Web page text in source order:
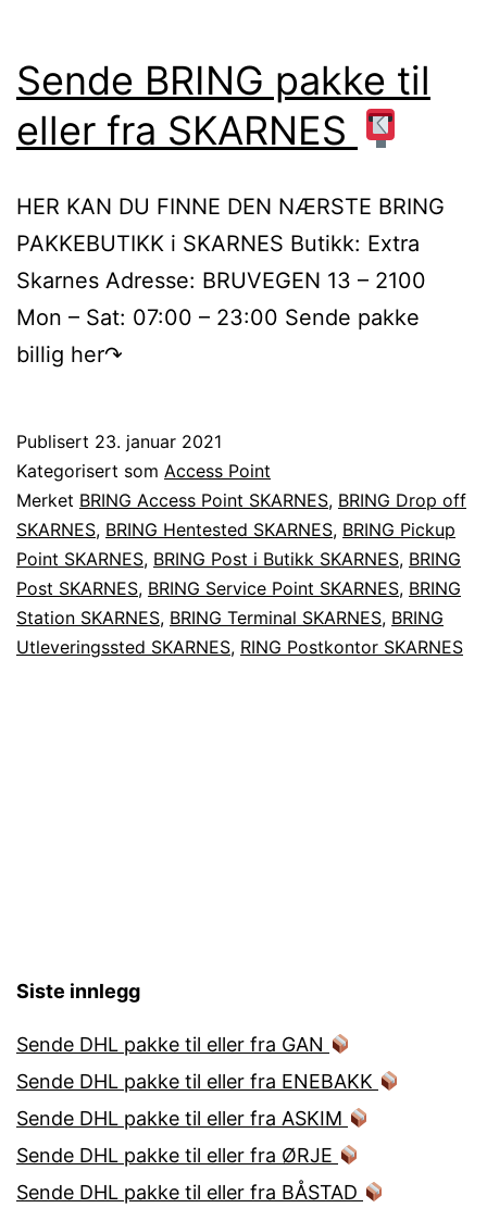
Sende BRING pakke til
eller fra SKARNES
HER KAN DU FINNE DEN NÆRSTE BRING
PAKKEBUTIKK i SKARNES Butikk: Extra
Skarnes Adresse: BRUVEGEN 13 – 2100
Mon – Sat: 07:00 – 23:00 Sende pakke
billig her↷
Publisert 23. januar 2021
Kategorisert som Access Point
Merket BRING Access Point SKARNES, BRING Drop off
SKARNES, BRING Hentested SKARNES, BRING Pickup
Point SKARNES, BRING Post i Butikk SKARNES, BRING
Post SKARNES, BRING Service Point SKARNES, BRING
Station SKARNES, BRING Terminal SKARNES, BRING
Utleveringssted SKARNES, RING Postkontor SKARNES
Siste innlegg
Sende DHL pakke til eller fra GAN
Sende DHL pakke til eller fra ENEBAKK
Sende DHL pakke til eller fra ASKIM
Sende DHL pakke til eller fra ØRJE
Sende DHL pakke til eller fra BÅSTAD